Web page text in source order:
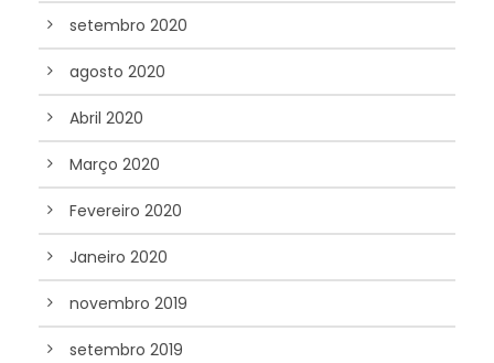
setembro 2020
agosto 2020
Abril 2020
Março 2020
Fevereiro 2020
Janeiro 2020
novembro 2019
setembro 2019